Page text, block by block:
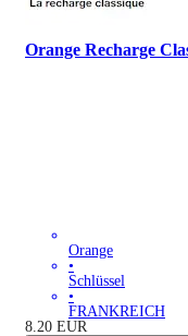
Orange Recharge
Orange
•
Schlüssel
•
FRANKREICH
8.20 EUR